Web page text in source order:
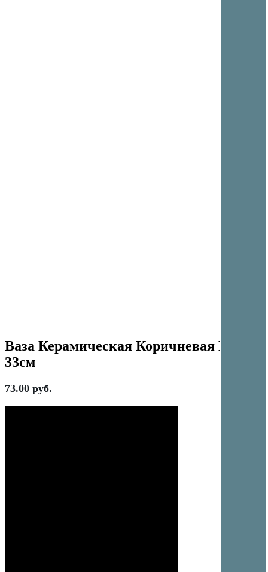
Ваза Керамическая Коричневая Глори
33см
73.00 руб.